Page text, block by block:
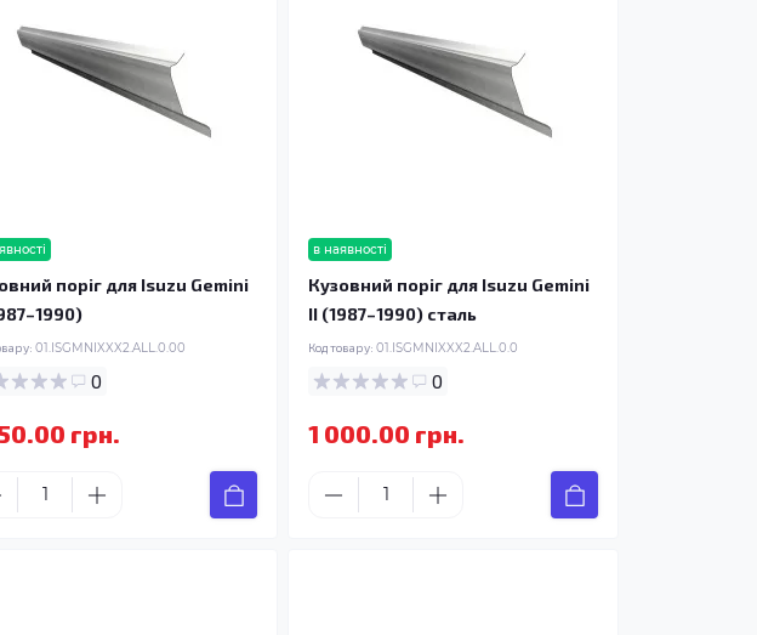
поріг для Isuzu Gemini
01.ISGMNIXXX2.ALL.0.00
0
грн.
в наявності
Кузовний поріг для Isuzu Gemini
II (1987–1990) сталь
Код товару: 01.ISGMNIXXX2.ALL.0.0
0
1 000.00 грн.